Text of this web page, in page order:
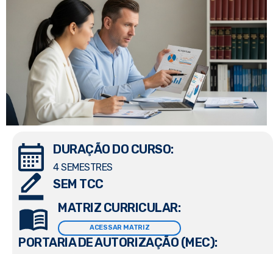
DURAÇÃO DO CURSO:
4 SEMESTRES
SEM TCC
MATRIZ CURRICULAR:
ACESSAR MATRIZ
PORTARIA DE AUTORIZAÇÃO (MEC):